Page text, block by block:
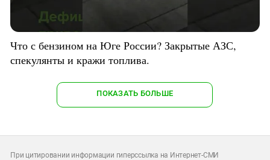
Что с бензином на Юге России? Закрытые АЗС,
спекулянты и кражи топлива.
ПОКАЗАТЬ БОЛЬШЕ
При цитировании информации гиперссылка на Интернет-СМИ